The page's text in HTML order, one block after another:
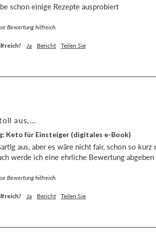
schon einige Rezepte ausprobiert
Bewertung hilfreich.
Ja Bericht Teilen Sie
aus,...
Keto für Einsteiger (digitales e-Book)
aus, aber es wäre nicht fair, schon so
werde ich eine ehrliche Bewertung abgeben
Bewertung hilfreich.
Ja Bericht Teilen Sie